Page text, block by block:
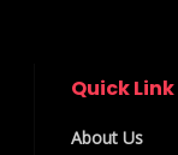
Quick Link
About Us